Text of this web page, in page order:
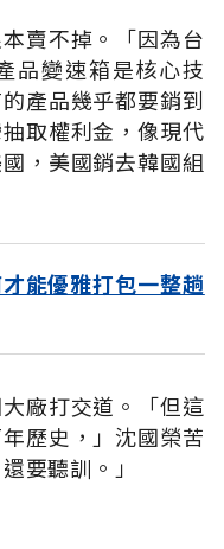
賣不掉。「因為台
品變速箱是核心技
產品幾乎都要銷到
取權利金，像現代
，美國銷去韓國組
能優雅打包一整趟
廠打交道。「但這
歷史，」沈國榮苦
要聽訓。」